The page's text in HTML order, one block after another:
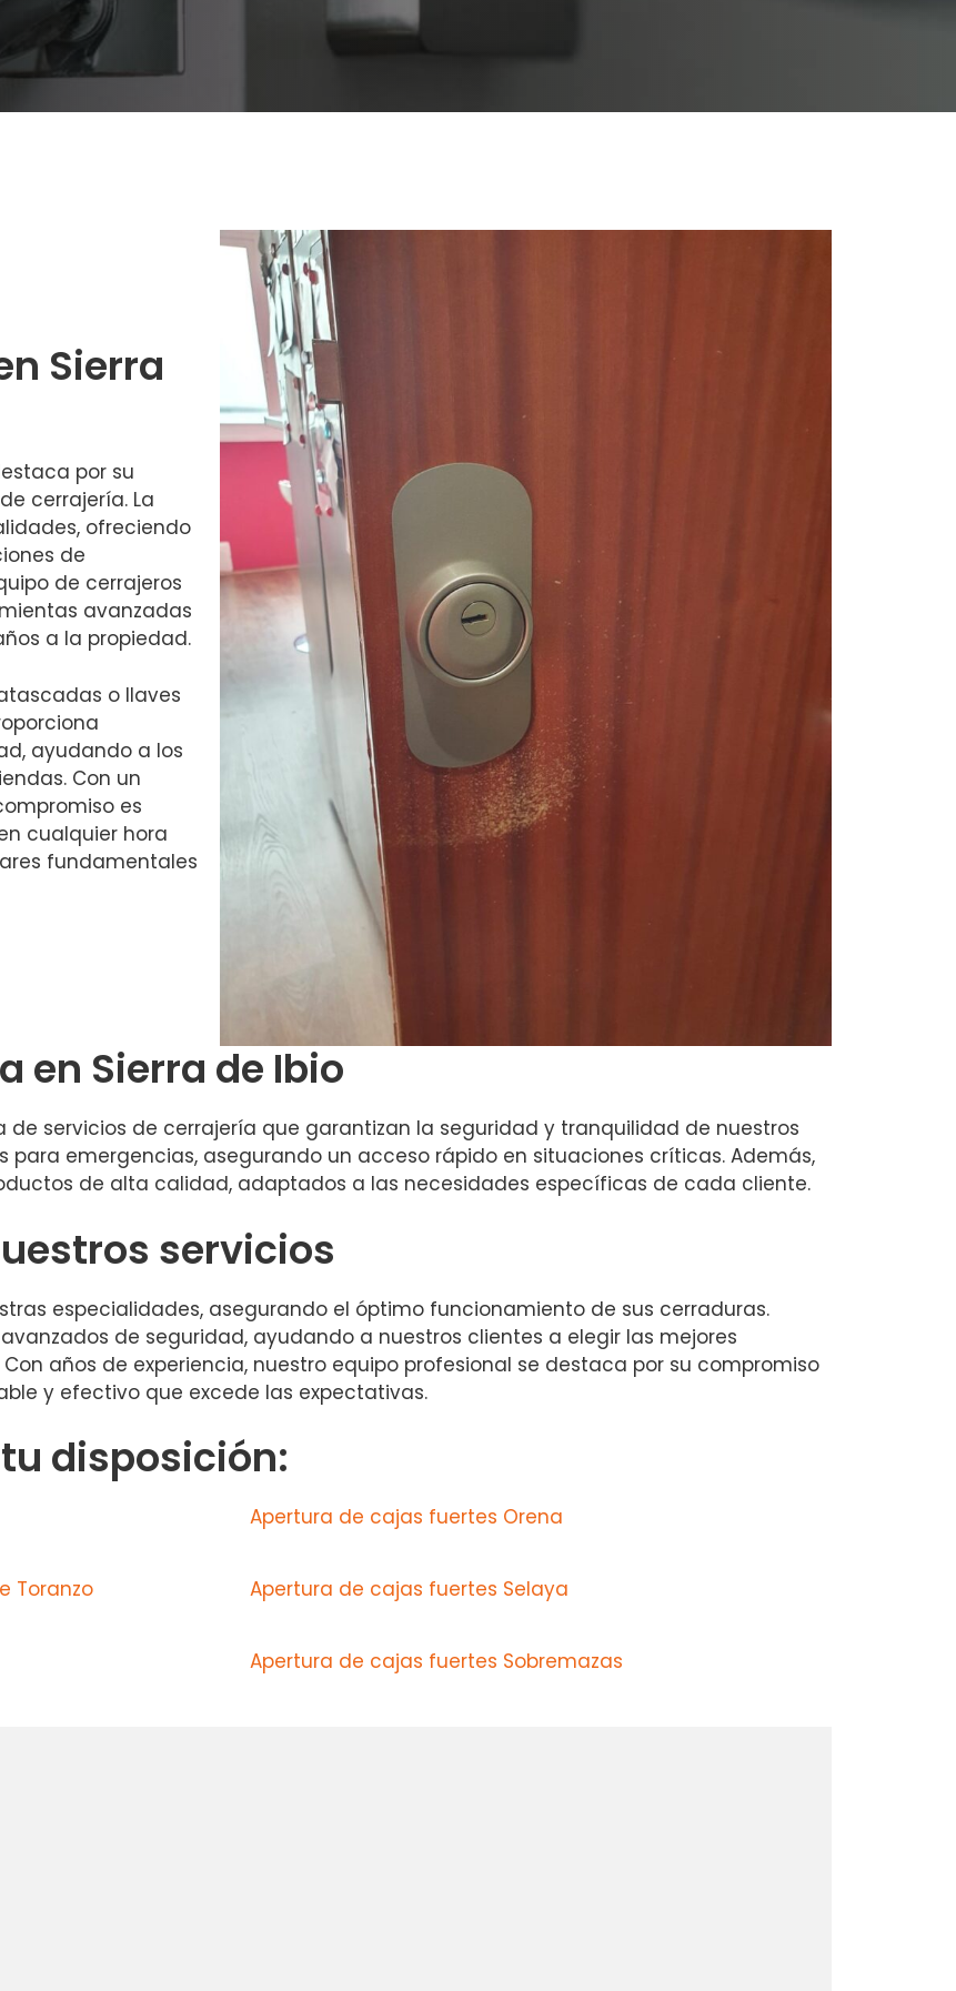
Sierra
por su
cerrajería. La
ofreciendo
de
de cerrajeros
avanzadas
a la propiedad.
o llaves
ayudando a los
Con un
es
cualquier hora
fundamentales
en Sierra de Ibio
servicios de cerrajería que garantizan la seguridad y tranquilidad de nuestros
para emergencias, asegurando un acceso rápido en situaciones críticas. Además,
de alta calidad, adaptados a las necesidades específicas de cada cliente.
servicios
especialidades, asegurando el óptimo funcionamiento de sus cerraduras.
de seguridad, ayudando a nuestros clientes a elegir las mejores
años de experiencia, nuestro equipo profesional se destaca por su compromiso
y efectivo que excede las expectativas.
disposición:
Apertura de cajas fuertes Orena
Toranzo Apertura de cajas fuertes Selaya
Apertura de cajas fuertes Sobremazas